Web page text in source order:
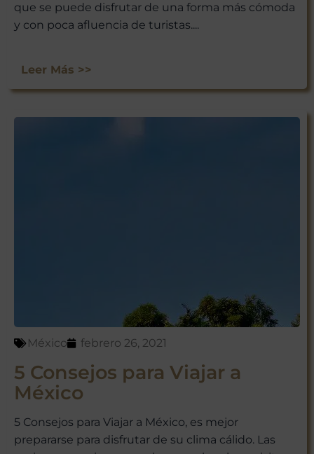
que se puede disfrutar de una forma más cómoda
y con poca afluencia de turistas....
Leer Más >>
México febrero 26, 2021
5 Consejos para Viajar a
México
5 Consejos para Viajar a México, es mejor
prepararse para disfrutar de su clima cálido. Las